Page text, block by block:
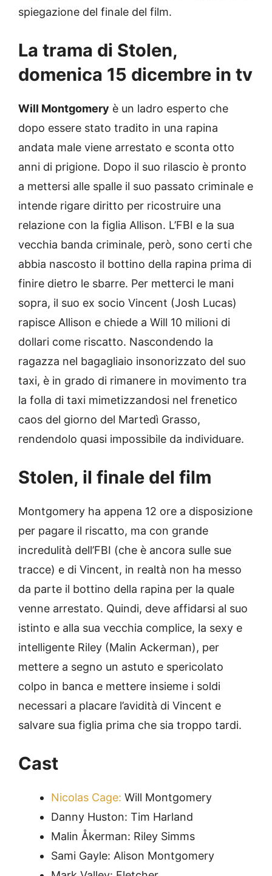
spiegazione del finale del film.
La trama di Stolen,
domenica 15 dicembre in tv
Will Montgomery è un ladro esperto che
dopo essere stato tradito in una rapina
andata male viene arrestato e sconta otto
anni di prigione. Dopo il suo rilascio è pronto
a mettersi alle spalle il suo passato criminale e
intende rigare diritto per ricostruire una
relazione con la figlia Allison. L’FBI e la sua
vecchia banda criminale, però, sono certi che
abbia nascosto il bottino della rapina prima di
finire dietro le sbarre. Per metterci le mani
sopra, il suo ex socio Vincent (Josh Lucas)
rapisce Allison e chiede a Will 10 milioni di
dollari come riscatto. Nascondendo la
ragazza nel bagagliaio insonorizzato del suo
taxi, è in grado di rimanere in movimento tra
la folla di taxi mimetizzandosi nel frenetico
caos del giorno del Martedì Grasso,
rendendolo quasi impossibile da individuare.
Stolen, il finale del film
Montgomery ha appena 12 ore a disposizione
per pagare il riscatto, ma con grande
incredulità dell’FBI (che è ancora sulle sue
tracce) e di Vincent, in realtà non ha messo
da parte il bottino della rapina per la quale
venne arrestato. Quindi, deve affidarsi al suo
istinto e alla sua vecchia complice, la sexy e
intelligente Riley (Malin Ackerman), per
mettere a segno un astuto e spericolato
colpo in banca e mettere insieme i soldi
necessari a placare l’avidità di Vincent e
salvare sua figlia prima che sia troppo tardi.
Cast
Nicolas Cage: Will Montgomery
Danny Huston: Tim Harland
Malin Åkerman: Riley Simms
Sami Gayle: Alison Montgomery